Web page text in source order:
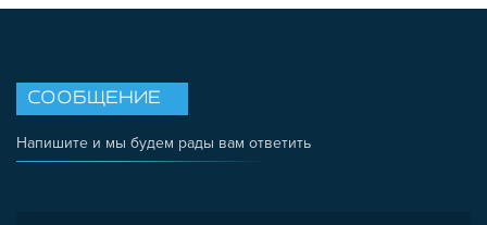
СООБЩЕНИЕ
Напишите и мы будем рады вам ответить